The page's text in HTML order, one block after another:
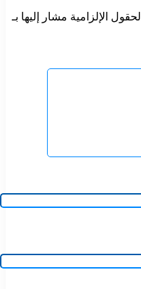
الحقول الإلزامية مشار إليها بـ